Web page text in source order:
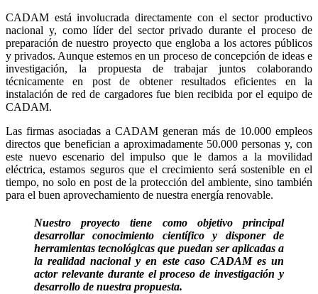
CADAM está involucrada directamente con el sector productivo
nacional y, como líder del sector privado durante el proceso de
preparación de nuestro proyecto que engloba a los actores públicos
y privados. Aunque estemos en un proceso de concepción de ideas e
investigación, la propuesta de trabajar juntos colaborando
técnicamente en post de obtener resultados eficientes en la
instalación de red de cargadores fue bien recibida por el equipo de
CADAM.
Las firmas asociadas a CADAM generan más de 10.000 empleos
directos que benefician a aproximadamente 50.000 personas y, con
este nuevo escenario del impulso que le damos a la movilidad
eléctrica, estamos seguros que el crecimiento será sostenible en el
tiempo, no solo en post de la protección del ambiente, sino también
para el buen aprovechamiento de nuestra energía renovable.
Nuestro proyecto tiene como objetivo principal
desarrollar conocimiento científico y disponer de
herramientas tecnológicas que puedan ser aplicadas a
la realidad nacional y en este caso CADAM es un
actor relevante durante el proceso de investigación y
desarrollo de nuestra propuesta.